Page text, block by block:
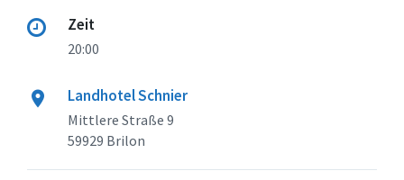
Zeit
20:00
Landhotel Schnier
Mittlere Straße 9
59929 Brilon